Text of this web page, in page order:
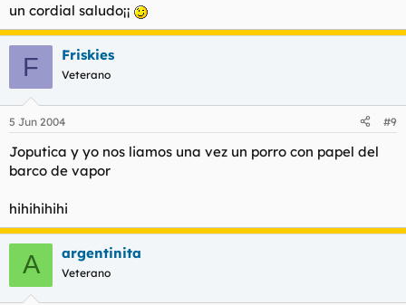
un cordial saludo¡¡
F Friskies
Veterano
5 Jun 2004 #9
Joputica y yo nos liamos una vez un porro con papel del
barco de vapor
hihihihihi
A argentinita
Veterano